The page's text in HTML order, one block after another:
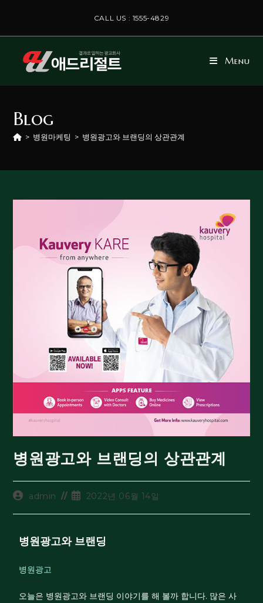
CALL US : 1555-4829
Menu
Blog
> 병원마케팅 > 병원광고와 브랜딩의 상관관계
병원광고와 브랜딩의 상관관계
admin 2022년 06월 14일
병원광고와 브랜딩
병원광고
오늘은 병원광고와 브랜딩 이야기를 해 볼까 합니다. 많은 사